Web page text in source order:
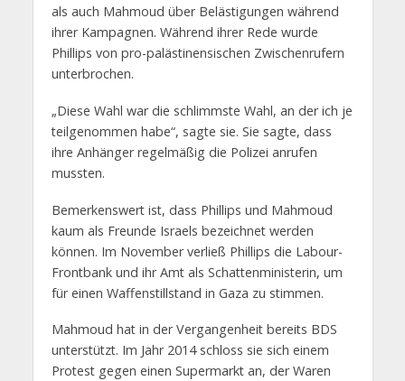
als auch Mahmoud über Belästigungen während
ihrer Kampagnen. Während ihrer Rede wurde
Phillips von pro-palästinensischen Zwischenrufern
unterbrochen.
„Diese Wahl war die schlimmste Wahl, an der ich je
teilgenommen habe“, sagte sie. Sie sagte, dass
ihre Anhänger regelmäßig die Polizei anrufen
mussten.
Bemerkenswert ist, dass Phillips und Mahmoud
kaum als Freunde Israels bezeichnet werden
können. Im November verließ Phillips die Labour-
Frontbank und ihr Amt als Schattenministerin, um
für einen Waffenstillstand in Gaza zu stimmen.
Mahmoud hat in der Vergangenheit bereits BDS
unterstützt. Im Jahr 2014 schloss sie sich einem
Protest gegen einen Supermarkt an, der Waren